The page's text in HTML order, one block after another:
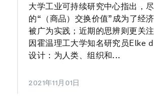
大学工业可持续研究中心指出，
的“（商品）交换价值”成为了经
被广为实践；近期的思辨则更关
因霍温理工大学知名研究员Elke
设计：为人类、组织和...
2021年11月01日